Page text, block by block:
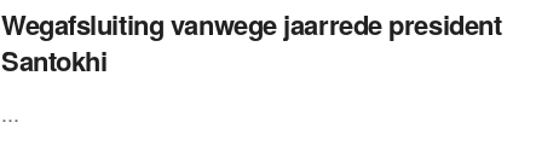
Wegafsluiting vanwege jaarrede president
Santokhi
...